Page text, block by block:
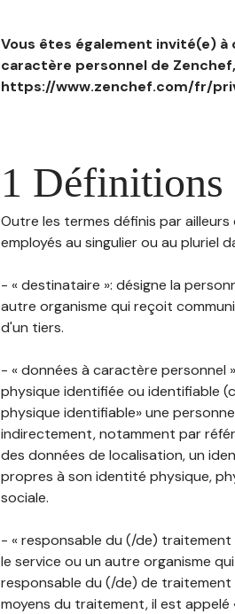
Vous êtes également invité(e)
caractère personnel de
https://www.zenchef.com/fr/
1 Définitions
Outre les termes définis par
employés au singulier ou au pluriel
- « destinataire »: désigne la
autre organisme qui reçoit
d'un tiers.
- « données à caractère
physique identifiée ou identifiable
physique identifiable» une
indirectement, notamment par
des données de localisation, un
propres à son identité physique,
sociale.
- « responsable du (/de) traitement
le service ou un autre organisme
responsable du (/de) de
moyens du traitement, il est